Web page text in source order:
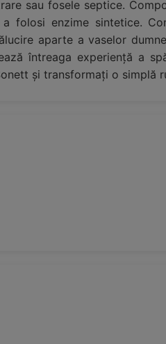
sau fosele septice.
folosi enzime sintetice.
aparte a vaselor
întreaga experiență a
și transformați o simplă